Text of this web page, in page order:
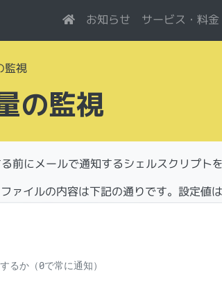
お知らせ サービス・料金
監視
の監視
前にメールで通知するシェルスクリプト
ァイルの内容は下記の通りです。設定値
るか（0で常に通知）